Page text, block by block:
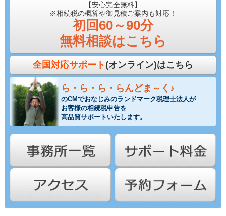
【安心完全無料】
※相続税の概算や御見積ご案内も対応！
初回60～90分
無料相談はこちら
全国対応サポート(オンライン)はこちら
ら・ら・ら・らんどま～く♪
のCMでおなじみのランドマーク税理士法人が
お客様の相続税申告を
高品質サポートいたします。